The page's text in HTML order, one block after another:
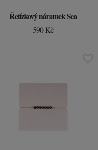
Řetízkový náramek Sea
590 Kč